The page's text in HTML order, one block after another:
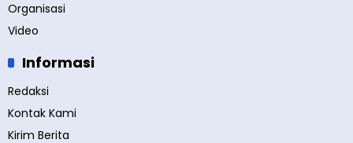
Organisasi
Video
Informasi
Redaksi
Kontak Kami
Kirim Berita